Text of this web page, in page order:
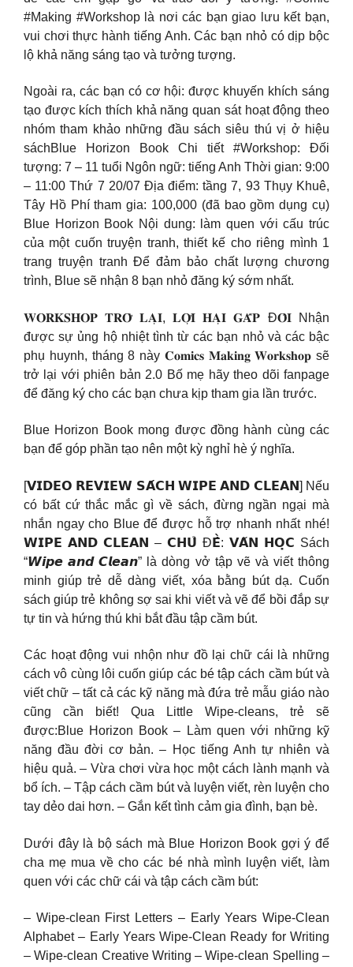
#Making #Workshop là nơi các bạn giao lưu kết bạn,
vui chơi thực hành tiếng Anh. Các bạn nhỏ có dịp bộc
lộ khả năng sáng tạo và tưởng tượng.
Ngoài ra, các bạn có cơ hội: được khuyến khích sáng
tạo được kích thích khả năng quan sát hoạt động theo
nhóm tham khảo những đầu sách siêu thú vị ở hiệu
sáchBlue Horizon Book Chi tiết #Workshop: Đối
tượng: 7 – 11 tuổi Ngôn ngữ: tiếng Anh Thời gian: 9:00
– 11:00 Thứ 7 20/07 Địa điểm: tầng 7, 93 Thụy Khuê,
Tây Hồ Phí tham gia: 100,000 (đã bao gồm dụng cụ)
Blue Horizon Book Nội dung: làm quen với cấu trúc
của một cuốn truyện tranh, thiết kế cho riêng mình 1
trang truyện tranh Để đảm bảo chất lượng chương
trình, Blue sẽ nhận 8 bạn nhỏ đăng ký sớm nhất.
𝐖𝐎𝐑𝐊𝐒𝐇𝐎𝐏 𝐓𝐑𝐎̛̉ 𝐋𝐀̣𝐈, 𝐋𝐎̛̣𝐈 𝐇𝐀̣𝐈 𝐆𝐀̂́𝐏 Đ𝐎̂𝐈 Nhận
được sự ủng hộ nhiệt tình từ các bạn nhỏ và các bậc
phụ huynh, tháng 8 này 𝐂𝐨𝐦𝐢𝐜𝐬 𝐌𝐚𝐤𝐢𝐧𝐠 𝐖𝐨𝐫𝐤𝐬𝐡𝐨𝐩 sẽ
trở lại với phiên bản 2.0 Bố mẹ hãy theo dõi fanpage
để đăng ký cho các bạn chưa kịp tham gia lần trước.
Blue Horizon Book mong được đồng hành cùng các
bạn để góp phần tạo nên một kỳ nghỉ hè ý nghĩa.
[𝗩𝗜𝗗𝗘𝗢 𝗥𝗘𝗩𝗜𝗘𝗪 𝗦𝗔́𝗖𝗛 𝗪𝗜𝗣𝗘 𝗔𝗡𝗗 𝗖𝗟𝗘𝗔𝗡] Nếu
có bất cứ thắc mắc gì về sách, đừng ngần ngại mà
nhắn ngay cho Blue để được hỗ trợ nhanh nhất nhé!
𝗪𝗜𝗣𝗘 𝗔𝗡𝗗 𝗖𝗟𝗘𝗔𝗡 – 𝗖𝗛𝗨̉ Đ𝗘̂̀: 𝗩𝗔̆𝗡 𝗛𝗢̣𝗖 Sách
“𝙒𝙞𝙥𝙚 𝙖𝙣𝙙 𝘾𝙡𝙚𝙖𝙣” là dòng vở tập vẽ và viết thông
minh giúp trẻ dễ dàng viết, xóa bằng bút dạ. Cuốn
sách giúp trẻ không sợ sai khi viết và vẽ để bồi đắp sự
tự tin và hứng thú khi bắt đầu tập cầm bút.
Các hoạt động vui nhộn như đồ lại chữ cái là những
cách vô cùng lôi cuốn giúp các bé tập cách cầm bút và
viết chữ – tất cả các kỹ năng mà đứa trẻ mẫu giáo nào
cũng cần biết! Qua Little Wipe-cleans, trẻ sẽ
được:Blue Horizon Book – Làm quen với những kỹ
năng đầu đời cơ bản. – Học tiếng Anh tự nhiên và
hiệu quả. – Vừa chơi vừa học một cách lành mạnh và
bổ ích. – Tập cách cầm bút và luyện viết, rèn luyện cho
tay dẻo dai hơn. – Gắn kết tình cảm gia đình, bạn bè.
Dưới đây là bộ sách mà Blue Horizon Book gợi ý để
cha mẹ mua về cho các bé nhà mình luyện viết, làm
quen với các chữ cái và tập cách cầm bút:
– Wipe-clean First Letters – Early Years Wipe-Clean
Alphabet – Early Years Wipe-Clean Ready for Writing
– Wipe-clean Creative Writing – Wipe-clean Spelling –